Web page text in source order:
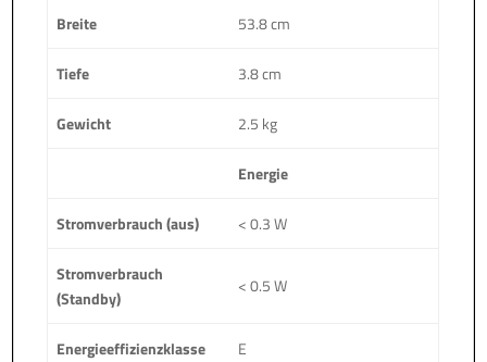
Breite 53.8 cm
Tiefe 3.8 cm
Gewicht 2.5 kg
Energie
Stromverbrauch (aus) < 0.3 W
Stromverbrauch
(Standby)
< 0.5 W
Energieeffizienzklasse E